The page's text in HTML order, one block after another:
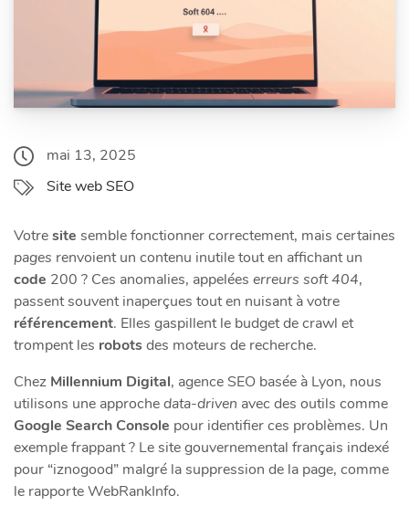
mai 13, 2025
Site web SEO
Votresite semble fonctionner correctement, mais certaines
pages renvoient un contenu inutile tout en affichant un
code 200 ? Ces anomalies, appelées erreurs soft 404,
passent souvent inaperçues tout en nuisant à votre
référencement. Elles gaspillent le budget de crawl et
trompent les robotsdes moteurs de recherche.
Chez Millennium Digital, agence SEO basée à Lyon, nous
utilisons une approchedata-driven avec des outils comme
Google Search Console pour identifier ces problèmes. Un
exemple frappant ? Le site gouvernemental français indexé
pour “iznogood” malgré la suppression de la page, comme
le rapporte WebRankInfo.